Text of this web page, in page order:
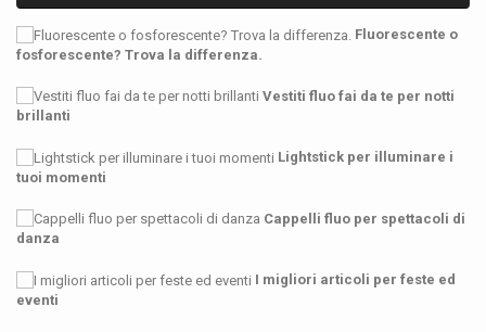
Fluorescente o
fosforescente? Trova la differenza.
Vestiti fluo fai da te per notti
brillanti
Lightstick per illuminare i
tuoi momenti
Cappelli fluo per spettacoli di
danza
I migliori articoli per feste ed
eventi